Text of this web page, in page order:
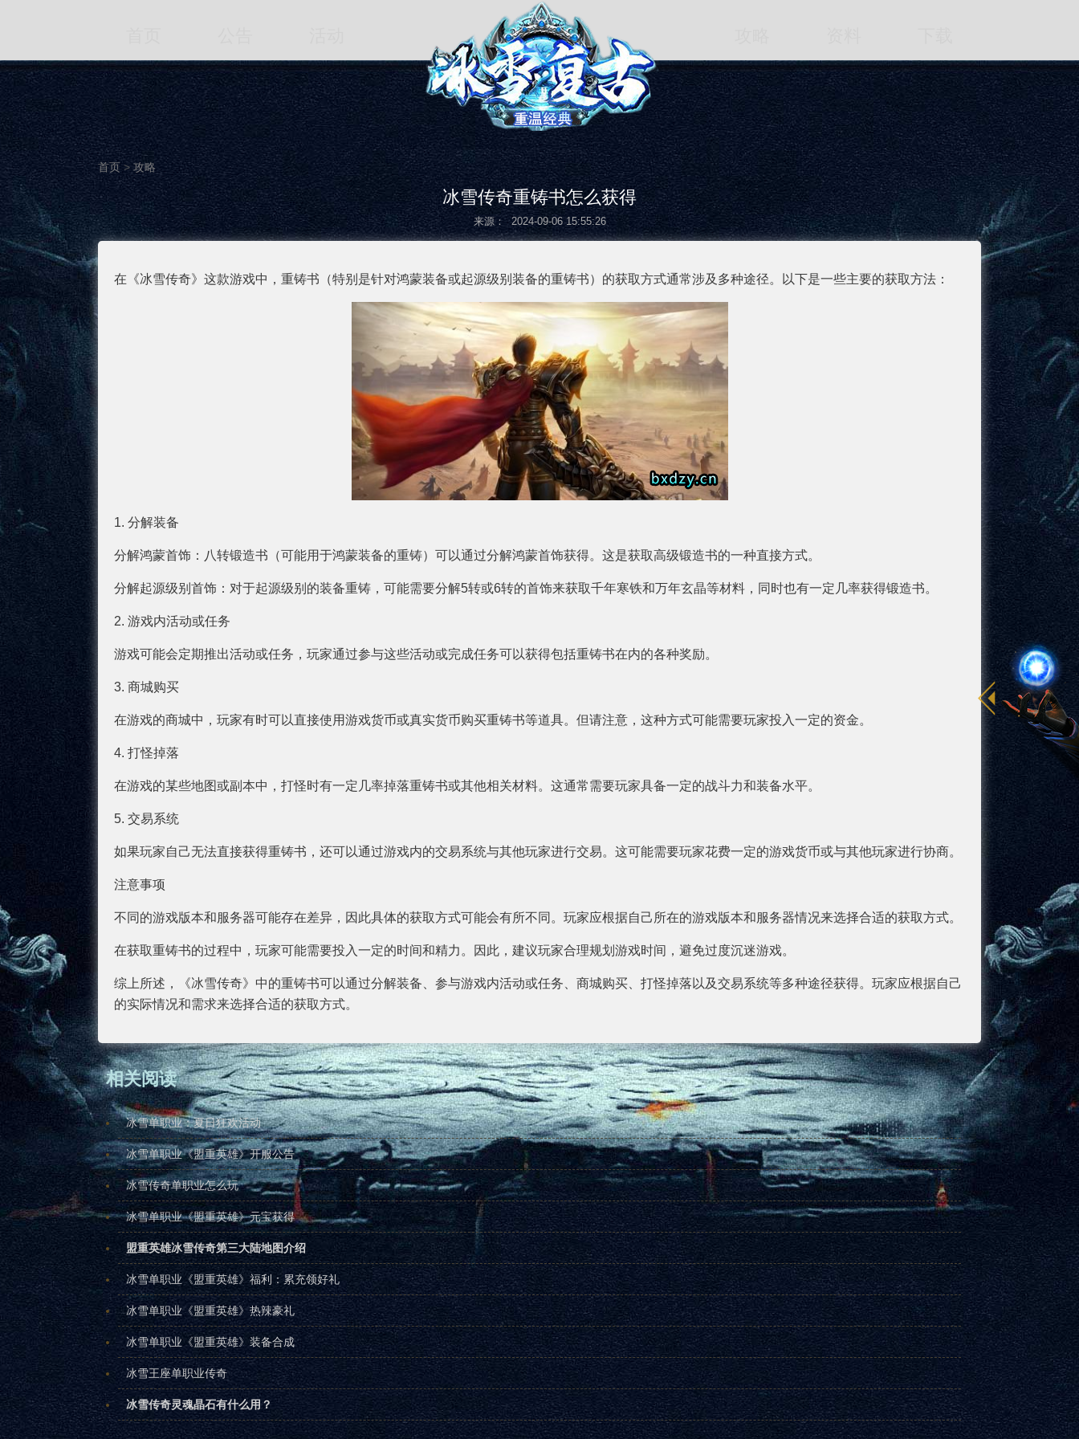
首页 > 攻略
冰雪传奇重铸书怎么获得
来源： 2024-09-06 15:55:26
在《冰雪传奇》这款游戏中，重铸书（特别是针对鸿蒙装备或起源级别装备的重铸书）的获取方式通常涉及多种途径。以下是一些主要的获取方法：
1. 分解装备
分解鸿蒙首饰：八转锻造书（可能用于鸿蒙装备的重铸）可以通过分解鸿蒙首饰获得。这是获取高级锻造书的一种直接方式。
分解起源级别首饰：对于起源级别的装备重铸，可能需要分解5转或6转的首饰来获取千年寒铁和万年玄晶等材料，同时也有一定几率获得锻造书。
2. 游戏内活动或任务
游戏可能会定期推出活动或任务，玩家通过参与这些活动或完成任务可以获得包括重铸书在内的各种奖励。
3. 商城购买
在游戏的商城中，玩家有时可以直接使用游戏货币或真实货币购买重铸书等道具。但请注意，这种方式可能需要玩家投入一定的资金。
4. 打怪掉落
在游戏的某些地图或副本中，打怪时有一定几率掉落重铸书或其他相关材料。这通常需要玩家具备一定的战斗力和装备水平。
5. 交易系统
如果玩家自己无法直接获得重铸书，还可以通过游戏内的交易系统与其他玩家进行交易。这可能需要玩家花费一定的游戏货币或与其他玩家进行协商。
注意事项
不同的游戏版本和服务器可能存在差异，因此具体的获取方式可能会有所不同。玩家应根据自己所在的游戏版本和服务器情况来选择合适的获取方式。
在获取重铸书的过程中，玩家可能需要投入一定的时间和精力。因此，建议玩家合理规划游戏时间，避免过度沉迷游戏。
综上所述，《冰雪传奇》中的重铸书可以通过分解装备、参与游戏内活动或任务、商城购买、打怪掉落以及交易系统等多种途径获得。玩家应根据自己
的实际情况和需求来选择合适的获取方式。
相关阅读
冰雪单职业：夏日狂欢活动
冰雪单职业《盟重英雄》开服公告
冰雪传奇单职业怎么玩
冰雪单职业《盟重英雄》元宝获得
盟重英雄冰雪传奇第三大陆地图介绍
冰雪单职业《盟重英雄》福利：累充领好礼
冰雪单职业《盟重英雄》热辣豪礼
冰雪单职业《盟重英雄》装备合成
冰雪王座单职业传奇
冰雪传奇灵魂晶石有什么用？